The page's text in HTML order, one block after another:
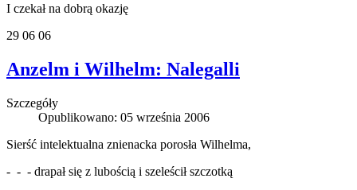
I czekał na dobrą okazję
29 06 06
Anzelm i Wilhelm: Nalegalli
Szczegóły
Opublikowano: 05 września 2006
Sierść intelektualna znienacka porosła Wilhelma,
- - - drapał się z lubością i szeleścił szczotką